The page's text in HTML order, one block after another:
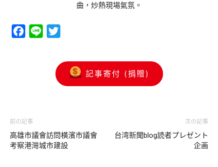
曲，炒熱現場氣氛。
Facebook
Line
記事寄付 (捐贈)
前の記事
高雄市議會訪問橫濱市議會
考察港灣城市建設
次の記事
台湾新聞blog読者プレゼント
企画